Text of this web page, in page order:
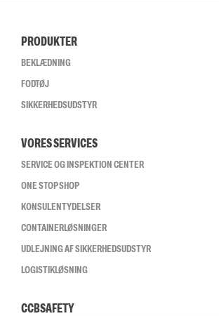
PRODUKTER
BEKLÆDNING
FODTØJ
SIKKERHEDSUDSTYR
VORES SERVICES
SERVICE OG INSPEKTION CENTER
ONE STOP SHOP
KONSULENTYDELSER
CONTAINERLØSNINGER
UDLEJNING AF SIKKERHEDSUDSTYR
LOGISTIKLØSNING
CCBSAFETY